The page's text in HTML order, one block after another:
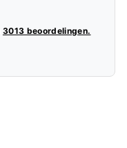
3013 beoordelingen.